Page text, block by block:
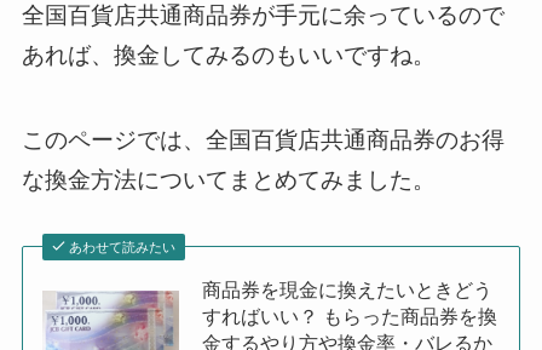
全国百貨店共通商品券が手元に余っているので
あれば、換金してみるのもいいですね。
このページでは、全国百貨店共通商品券のお得
な換金方法についてまとめてみました。
あわせて読みたい
商品券を現金に換えたいときどう
すればいい？ もらった商品券を換
金するやり方や換金率・バレるか